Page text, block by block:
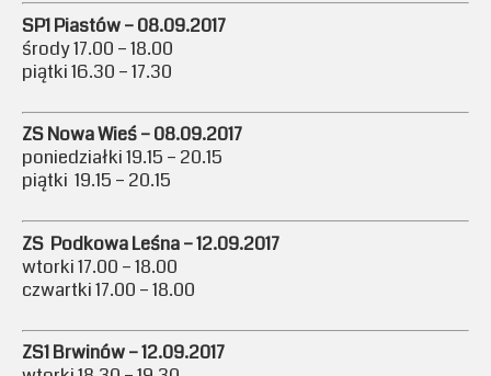
SP1 Piastów – 08.09.2017
środy 17.00 – 18.00
piątki 16.30 – 17.30
ZS Nowa Wieś – 08.09.2017
poniedziałki 19.15 – 20.15
piątki 19.15 – 20.15
ZS Podkowa Leśna – 12.09.2017
wtorki 17.00 – 18.00
czwartki 17.00 – 18.00
ZS1 Brwinów – 12.09.2017